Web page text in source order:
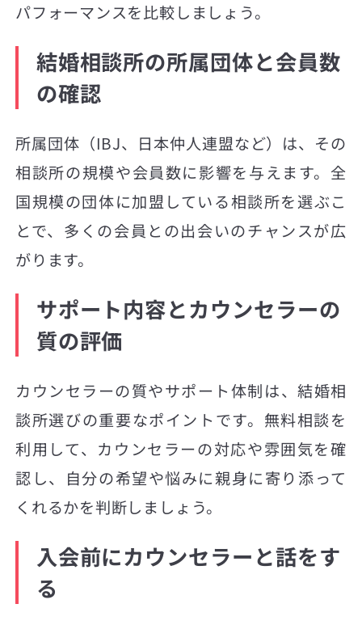
パフォーマンスを比較しましょう。
結婚相談所の所属団体と会員数
の確認
所属団体（IBJ、日本仲人連盟など）は、その
相談所の規模や会員数に影響を与えます。全
国規模の団体に加盟している相談所を選ぶこ
とで、多くの会員との出会いのチャンスが広
がります。
サポート内容とカウンセラーの
質の評価
カウンセラーの質やサポート体制は、結婚相
談所選びの重要なポイントです。無料相談を
利用して、カウンセラーの対応や雰囲気を確
認し、自分の希望や悩みに親身に寄り添って
くれるかを判断しましょう。
入会前にカウンセラーと話をす
る